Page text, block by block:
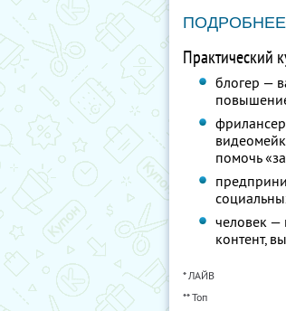
Практический
блогер —
фрилансер
помочь
человек —
контент,
* ЛАЙВ
** Топ